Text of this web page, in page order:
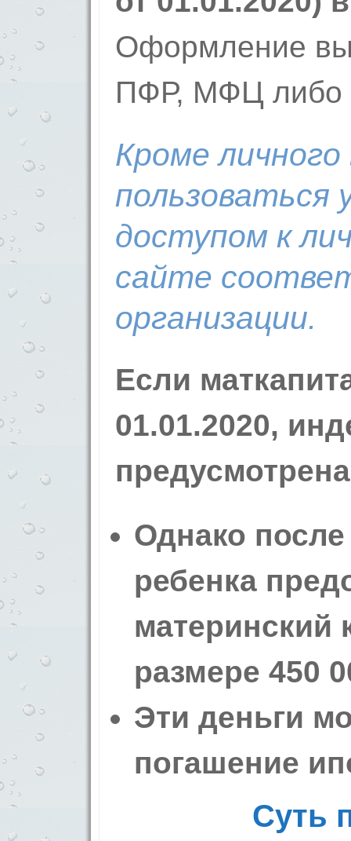
Оформление
ПФР, МФЦ либо
Кроме
пользоваться
доступом к
сайте
организации.
Если
01.01.2020,
Однако
ребенка
материнский
размере 450
Эти деньги
погашение
Суть